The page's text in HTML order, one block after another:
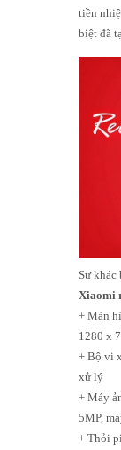
tiền
biệt đã
Sự khác
Xiaomi
+ Màn
1280 x
+ Bộ vi
xử lý
+ Máy
5MP,
+ Thỏi